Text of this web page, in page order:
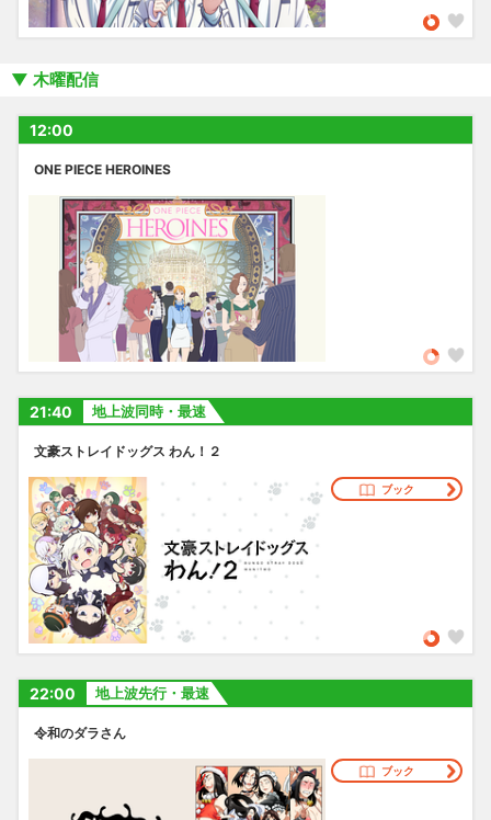
木曜配信
12:00
ONE PIECE HEROINES
21:40 地上波同時・最速
文豪ストレイドッグス わん！２
ブック
22:00 地上波先行・最速
令和のダラさん
ブック